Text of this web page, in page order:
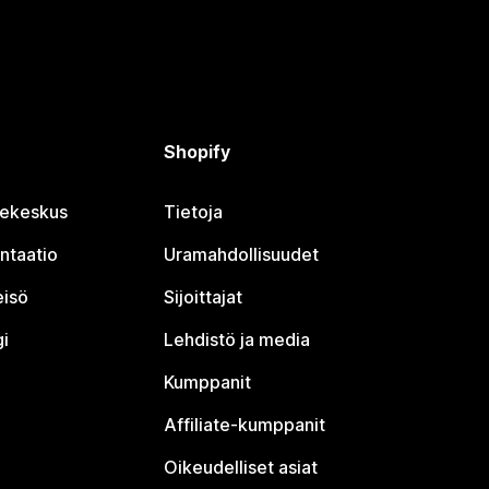
Shopify
Tietoja
Uramahdollisuudet
Sijoittajat
Lehdistö ja media
Kumppanit
Affiliate-kumppanit
Oikeudelliset asiat